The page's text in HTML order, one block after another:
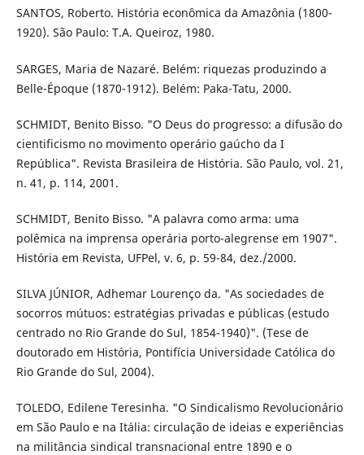
SANTOS, Roberto. História econômica da Amazônia (1800-
1920). São Paulo: T.A. Queiroz, 1980.
SARGES, Maria de Nazaré. Belém: riquezas produzindo a
Belle-Époque (1870-1912). Belém: Paka-Tatu, 2000.
SCHMIDT, Benito Bisso. "O Deus do progresso: a difusão do
cientificismo no movimento operário gaúcho da I
República". Revista Brasileira de História. São Paulo, vol. 21,
n. 41, p. 114, 2001.
SCHMIDT, Benito Bisso. "A palavra como arma: uma
polêmica na imprensa operária porto-alegrense em 1907".
História em Revista, UFPel, v. 6, p. 59-84, dez./2000.
SILVA JÚNIOR, Adhemar Lourenço da. "As sociedades de
socorros mútuos: estratégias privadas e públicas (estudo
centrado no Rio Grande do Sul, 1854-1940)". (Tese de
doutorado em História, Pontifícia Universidade Católica do
Rio Grande do Sul, 2004).
TOLEDO, Edilene Teresinha. "O Sindicalismo Revolucionário
em São Paulo e na Itália: circulação de ideias e experiências
na militância sindical transnacional entre 1890 e o